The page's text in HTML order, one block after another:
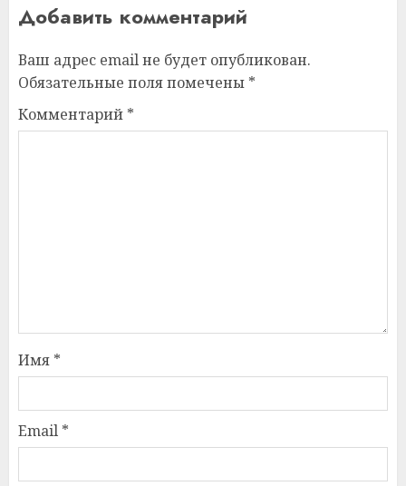
Добавить комментарий
Ваш адрес email не будет опубликован.
Обязательные поля помечены *
Комментарий *
Имя *
Email *